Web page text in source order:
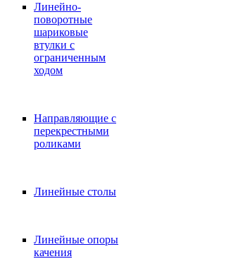
Линейно-
поворотные
шариковые
втулки с
ограниченным
ходом
Направляющие с
перекрестными
роликами
Линейные столы
Линейные опоры
качения